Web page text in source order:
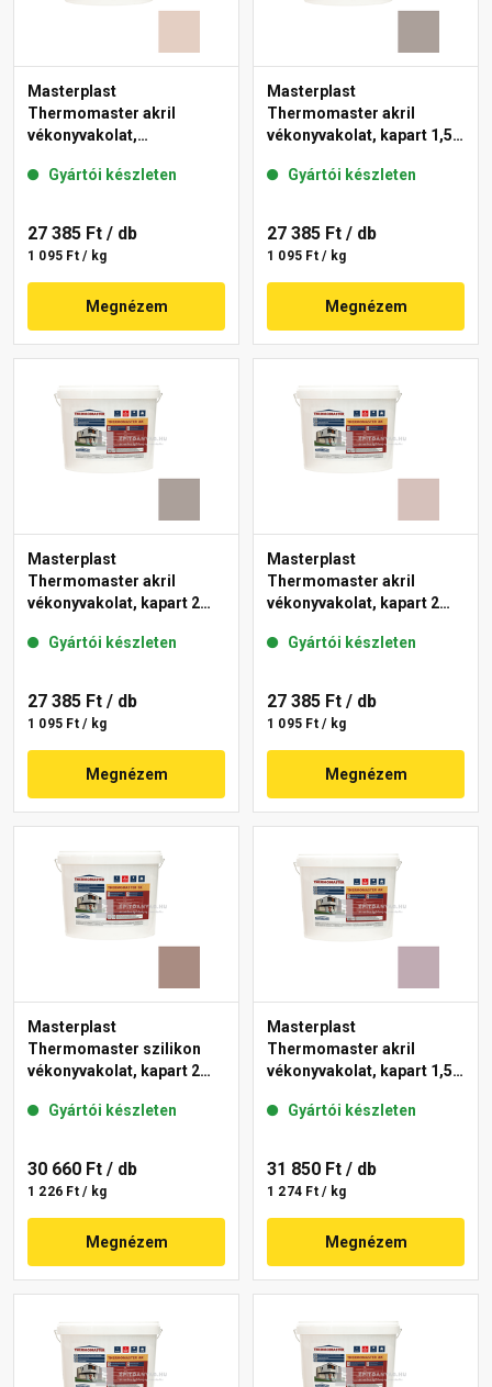
Masterplast
Thermomaster akril
vékonyvakolat,
44-E 25 kg
Gyártói készleten
27 385 Ft / db
1 095 Ft / kg
Megnézem
Masterplast
Thermomaster akril
vékonyvakolat, kapart 1,5
Gyártói készleten
27 385 Ft / db
1 095 Ft / kg
Megnézem
Masterplast
Thermomaster akril
vékonyvakolat, kapart 2
Gyártói készleten
27 385 Ft / db
1 095 Ft / kg
Megnézem
Masterplast
Thermomaster akril
vékonyvakolat, kapart 2
Gyártói készleten
27 385 Ft / db
1 095 Ft / kg
Megnézem
Masterplast
Thermomaster szilikon
vékonyvakolat, kapart 2
Gyártói készleten
30 660 Ft / db
1 226 Ft / kg
Megnézem
Masterplast
Thermomaster akril
vékonyvakolat, kapart 1,5
Gyártói készleten
31 850 Ft / db
1 274 Ft / kg
Megnézem